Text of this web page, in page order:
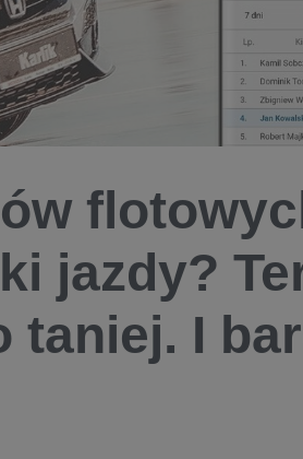
jazdy?
taniej. I